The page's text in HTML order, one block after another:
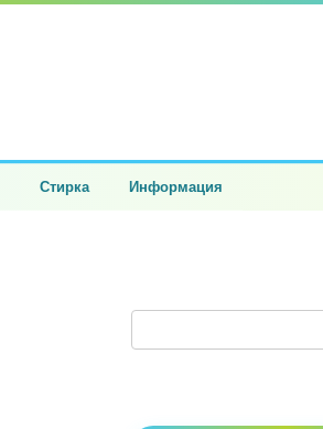
Стирка Информация